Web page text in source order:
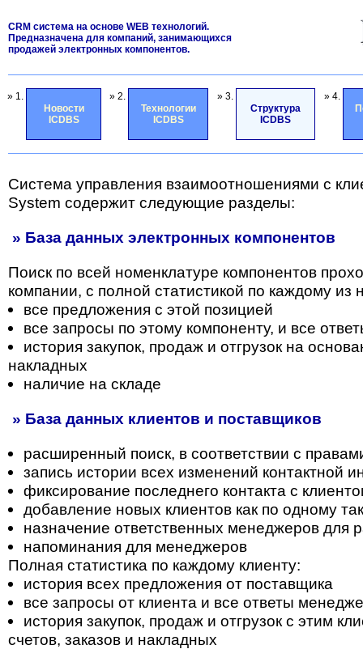
CRM система на основе WEB технологий.
Предназначена для компаний, занимающихся
продажей электронных компонентов.
» 1.
Новости
ICDBS
» 2.
Технологии
ICDBS
» 3.
Структура
ICDBS
» 4.
Система управления взаимоотношениями с
System содержит следующие разделы:
» База данных электронных компонентов
Поиск по всей номенклатуре компонентов
компании, с полной статистикой по каждому из
все предложения с этой позицией
все запросы по этому компоненту, и все
история закупок, продаж и отгрузок на
накладных
наличие на складе
» База данных клиентов и поставщиков
расширенный поиск, в соответствии с
запись истории всех изменений контактной
фиксирование последнего контакта с
добавление новых клиентов как по одному
назначение ответственных менеджеров для
напоминания для менеджеров
Полная статистика по каждому клиенту:
история всех предложения от поставщика
все запросы от клиента и все ответы
история закупок, продаж и отгрузок с этим
счетов, заказов и накладных